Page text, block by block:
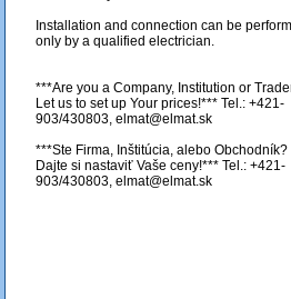
Installation and connection can be
only by a qualified electrician.
***Are you a Company, Institution or
Let us to set up Your prices!*** Tel.: +421-
903/430803, elmat@elmat.sk
***Ste Firma, Inštitúcia, alebo Obchodník?
Dajte si nastaviť Vaše ceny!*** Tel.: +421-